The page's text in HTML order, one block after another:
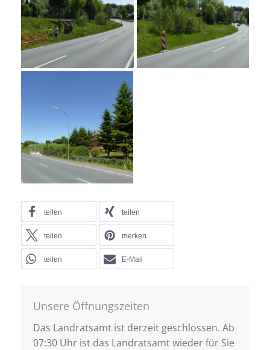
teilen teilen
teilen merken
teilen E-Mail
Unsere Öffnungszeiten
Das Landratsamt ist derzeit geschlossen. Ab
07:30 Uhr ist das Landratsamt wieder für Sie